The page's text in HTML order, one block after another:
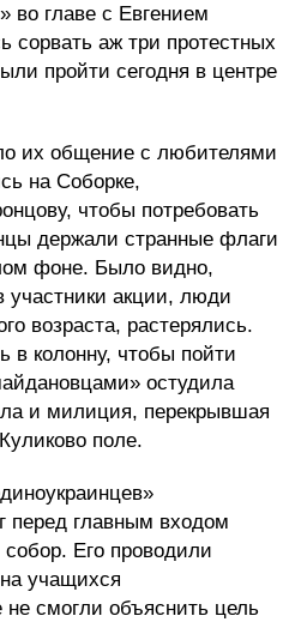
во главе с Евгением
аж три протестных
пройти сегодня в центре
их общение с любителями
на Соборке,
чтобы потребовать
держали странные флаги
фоне. Было видно,
участники акции, люди
возраста, растерялись.
в колонну, чтобы пойти
остудила
и милиция, перекрывшая
поле.
перед главным входом
Его проводили
учащихся
смогли объяснить цель